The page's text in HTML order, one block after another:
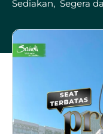
Sediakan, Segera